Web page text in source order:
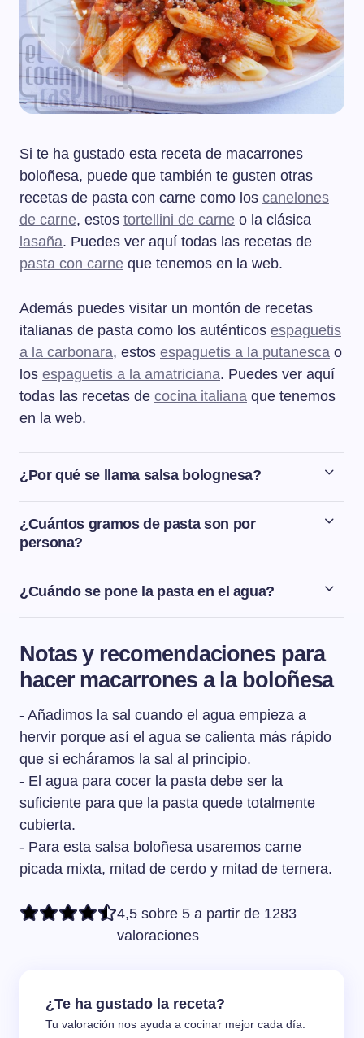
Si te ha gustado esta receta de macarrones
boloñesa, puede que también te gusten otras
recetas de pasta con carne como los canelones
de carne, estos tortellini de carne o la clásica
lasaña. Puedes ver aquí todas las recetas de
pasta con carne que tenemos en la web.
Además puedes visitar un montón de recetas
italianas de pasta como los auténticos espaguetis
a la carbonara, estos espaguetis a la putanesca o
los espaguetis a la amatriciana. Puedes ver aquí
todas las recetas de cocina italiana que tenemos
en la web.
¿Por qué se llama salsa bolognesa?
El nombre bolognesa viene de la ciudad de Bolonia, en
Italia. En italiano, el nombre de la salsa boloñesa es
ragù bolognese. Ragù viene del francés ragoût, que
¿Cuántos gramos de pasta son por
persona?
La cantidad de pasta por persona para un adulto es de
entre 80 y 100 g y de entre 50 a 70 g para un niño.
¿Cuándo se pone la pasta en el agua?
La pasta se pone en el agua cuando el agua esté
quedar la pasta mal cocida.
Notas y recomendaciones para
hacer macarrones a la boloñesa
- Añadimos la sal cuando el agua empieza a
hervir porque así el agua se calienta más rápido
que si echáramos la sal al principio.
- El agua para cocer la pasta debe ser la
suficiente para que la pasta quede totalmente
cubierta.
- Para esta salsa boloñesa usaremos carne
picada mixta, mitad de cerdo y mitad de ternera.
4,5 sobre 5 a partir de 1283
valoraciones
¿Te ha gustado la receta?
Tu valoración nos ayuda a cocinar mejor cada día.